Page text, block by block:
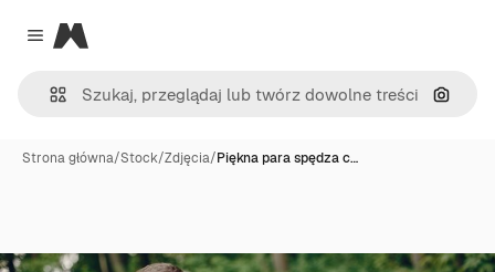
Close menu
Magnific
Szukaj
Strona główna/Stock/Zdjęcia/Piękna para spędza c…